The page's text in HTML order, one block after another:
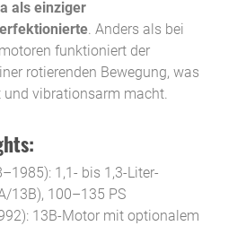
als einziger
. Anders als bei
funktioniert der
rotierenden Bewegung, was
vibrationsarm macht.
1,1- bis 1,3-Liter-
13B), 100–135 PS
13B-Motor mit optionalem